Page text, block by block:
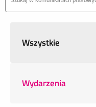
Wszystkie
Wydarzenia